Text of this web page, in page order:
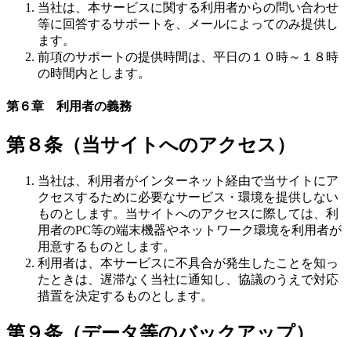
当社は、本サービスに関する利用者からの問い合わせ
等に回答するサポートを、メールによってのみ提供し
ます。
前項のサポートの提供時間は、平日の１０時～１８時
の時間内とします。
第６章 利用者の義務
第８条（当サイトへのアクセス）
当社は、利用者がインターネット経由で当サイトにア
クセスするために必要なサービス・環境を提供しない
ものとします。当サイトへのアクセスに際しては、利
用者のPC等の端末機器やネットワーク環境を利用者が
用意するものとします。
利用者は、本サービスに不具合が発生したことを知っ
たときは、遅滞なく当社に通知し、協議のうえで対応
措置を決定するものとします。
第９条（データ等のバックアップ）